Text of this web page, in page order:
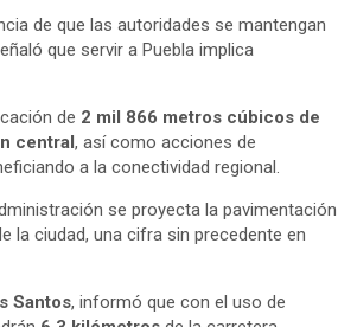
de que las autoridades se mantengan
que servir a Puebla implica
de 2 mil 866 metros cúbicos de
central , así como acciones de
a la conectividad regional.
se proyecta la pavimentación
la ciudad, una cifra sin precedente en
Santos, informó que con el uso de